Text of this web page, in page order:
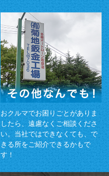
おクルマでお困りごとがありま
したら、遠慮なくご相談くださ
い。当社ではできなくても、で
きる所をご紹介できるかもで
す！